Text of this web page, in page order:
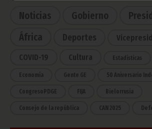
Noticias Gobierno
África
Deportes
COVID-19 Cultura Estadísticas
Economía Gente GE 50 Aniversario
CongresoPDGE FIJA Bielorrusia
Consejo de la república CAN 2025